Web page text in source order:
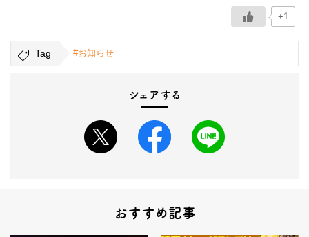
+1
Tag #お知らせ
シェアする
おすすめ記事